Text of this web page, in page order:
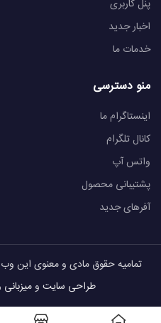
پنل کاربری
اخبار جدید
خدمات ما
منو دسترسی
اینستاگرام ما
کانال تلگرام
واتس آپ
پشتیبانی محصول
آفرهای جدید
تمامیه حقوق مادی و معنوی این
طراحی سایت و